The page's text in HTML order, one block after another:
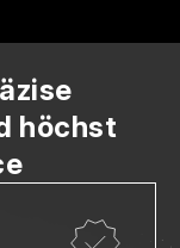
höchst